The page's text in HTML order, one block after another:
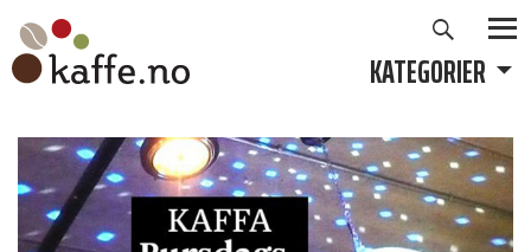
Hopp
innhold
KATEGORIER